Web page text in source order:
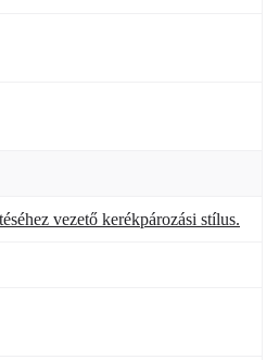
vezető kerékpározási stílus.